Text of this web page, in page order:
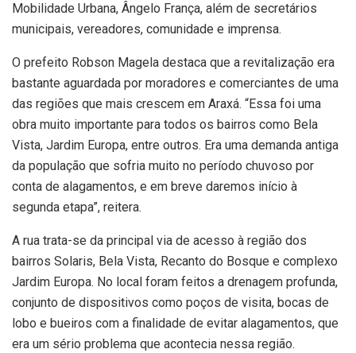
Mobilidade Urbana, Ângelo França, além de secretários
municipais, vereadores, comunidade e imprensa.
O prefeito Robson Magela destaca que a revitalização era
bastante aguardada por moradores e comerciantes de uma
das regiões que mais crescem em Araxá. “Essa foi uma
obra muito importante para todos os bairros como Bela
Vista, Jardim Europa, entre outros. Era uma demanda antiga
da população que sofria muito no período chuvoso por
conta de alagamentos, e em breve daremos início à
segunda etapa”, reitera.
A rua trata-se da principal via de acesso à região dos
bairros Solaris, Bela Vista, Recanto do Bosque e complexo
Jardim Europa. No local foram feitos a drenagem profunda,
conjunto de dispositivos como poços de visita, bocas de
lobo e bueiros com a finalidade de evitar alagamentos, que
era um sério problema que acontecia nessa região.